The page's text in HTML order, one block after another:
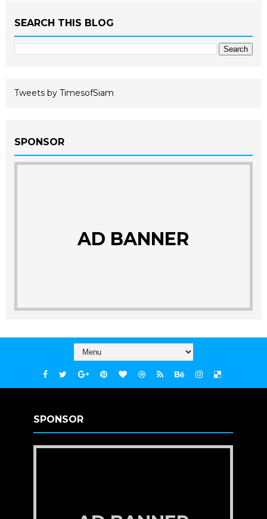
SEARCH THIS BLOG
Tweets by TimesofSiam
SPONSOR
AD BANNER
SPONSOR